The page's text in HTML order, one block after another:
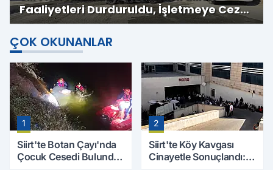
Faaliyetleri Durduruldu, İşletmeye Cezai
İşlem Uygulandı
ÇOK OKUNANLAR
1
Siirt'te Botan Çayı'nda
Çocuk Cesedi Bulundu:
2
Siirt'te Köy Kavgası
Cinayetle Sonuçlandı: